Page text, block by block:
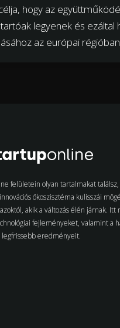
hogy az
legyenek és
az európai régióban.
felületein olyan tartalmakat
ökoszisztéma kulisszái
akik a változás élén járnak. Itt
fejleményeket, valamint a
legfrissebb eredményeit.